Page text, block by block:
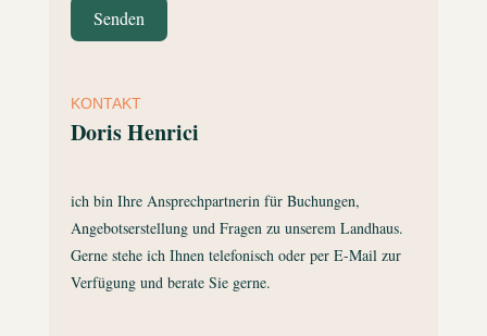
Senden
KONTAKT
Doris Henrici
ich bin Ihre Ansprechpartnerin für Buchungen,
Angebotserstellung und Fragen zu unserem Landhaus.
Gerne stehe ich Ihnen telefonisch oder per E-Mail zur
Verfügung und berate Sie gerne.